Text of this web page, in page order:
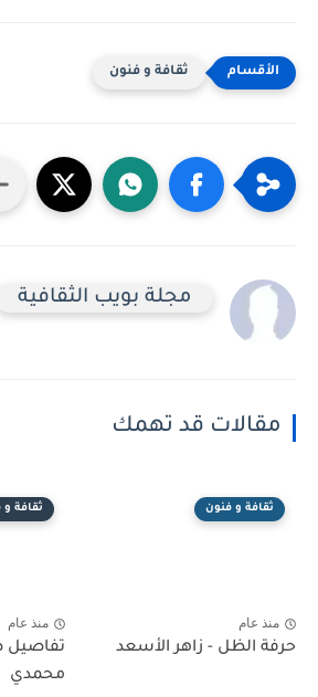
ثقافة و فنون
مجلة بويب الثقافية
مقالات قد تهمك
ثقافة و فنون
منذ عام
حرفة الظل - زاهر الأسعد
ثقافة و
منذ عام
تفاصيل
محمدي